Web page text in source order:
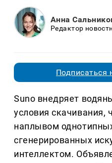
Анна
Редактор
Подписаться
Suno внедряет
условия скачивания,
наплывом
сгенерированных
интеллектом.